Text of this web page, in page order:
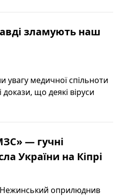
зламують наш
увагу медичної спільноти
що деякі віруси
— гучні
України на Кіпрі
Нежинський оприлюднив